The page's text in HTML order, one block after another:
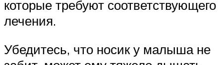
которые требуют соответствующего
лечения.
Убедитесь, что носик у малыша не